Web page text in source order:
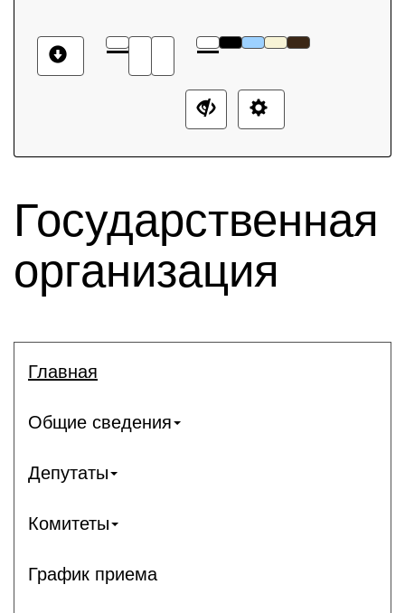
Государственная
организация
Главная
Общие сведения
Депутаты
Комитеты
График приема